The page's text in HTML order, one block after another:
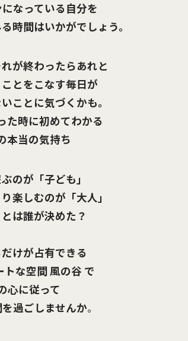
なっている自分を
時間はいかがでしょう。
が終わったらあれと
とをこなす毎日が
ことに気づくかも。
た時に初めてわかる
本当の気持ち
のが「子ども」
楽しむのが「大人」
は誰が決めた？
けが占有できる
トな空間 風の谷 で
心に従って
過ごしませんか。